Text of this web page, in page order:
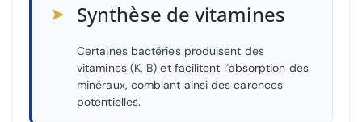
➤ Synthèse de vitamines
Certaines bactéries produisent des
vitamines (K, B) et facilitent l’absorption des
minéraux, comblant ainsi des carences
potentielles.